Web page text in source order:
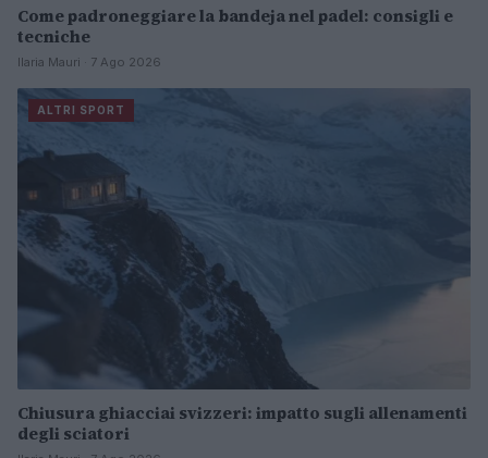
Come padroneggiare la bandeja nel padel: consigli e
tecniche
Ilaria Mauri · 7 Ago 2026
ALTRI SPORT
Chiusura ghiacciai svizzeri: impatto sugli allenamenti
degli sciatori